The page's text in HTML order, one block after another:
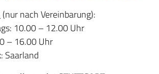
(nur nach Vereinbarung):
10.00 – 12.00 Uhr
– 16.00 Uhr
: Saarland